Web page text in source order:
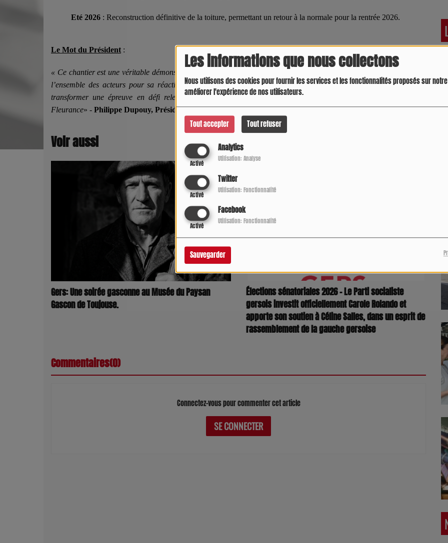
Les informations que nous collectons
Nous utilisons des cookies pour fournir les services et les fonctionnalités proposés sur
améliorer l'expérience de nos utilisateurs.
Tout accepter Tout refuser
Analytics
Activé
Utilisation: Analyse
Twitter
Activé
Utilisation: Fonctionnalité
Facebook
Activé
Utilisation: Fonctionnalité
Sauvegarder
Eté 2026 : Reconstruction définitive de la toiture, permettant un retour à la normale pour la rentrée 2026.
Le Mot du Président :
« Ce chantier est une véritable démonstration de force du service public. Le Conseil départemental du Gers remercie
l’ensemble des acteurs pour sa réactivité et sa coopération exemplaire. Cette mobilisation collective a permis de
transformer une épreuve en défi relevé, au service de la réussite et du bien-être des collégiens du secteur de
Fleurance» - Philippe Dupouy, Président du Conseil départemental
Voir aussi
Gers: Une soirée gasconne au Musée du Paysan
Gascon de Toujouse.
Élections sénatoriales 2026 – Le Parti socialiste
gersois investit officiellement Carole Rolando et
apporte son soutien à Céline Salles, dans un esprit de
rassemblement de la gauche gersoise
Commentaires(0)
Connectez-vous pour commenter cet article
SE CONNECTER